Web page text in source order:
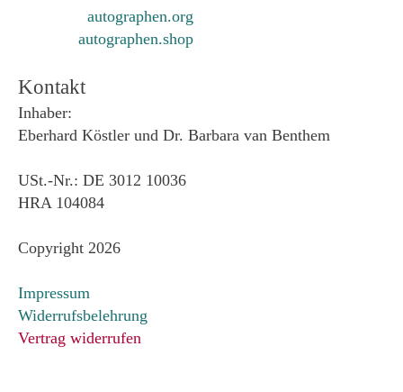
autographen.org
autographen.shop
Kontakt
Inhaber:
Eberhard Köstler und Dr. Barbara van Benthem
USt.-Nr.: DE 3012 10036
HRA 104084
Copyright 2026
Impressum
Widerrufsbelehrung
Vertrag widerrufen